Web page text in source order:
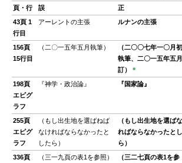
頁・行
誤
正
43頁 1
行目
アーレントの主張 ルナンの主張
156頁
15行目
（二〇一五年五月執筆）
（二〇〇七年一〇月
執筆、二〇一五年五
訂）
＊
198頁
エピグ
ラフ
『神学・政治論』 『国家論』
255頁
エピグ
ラフ
（もし出生地を選ばねば
なければならなかったと
したら）
（もし出生地を選ば
ればならなかったと
ら）
336頁
（三一九頁の表1を参照）
（三二七頁の表1を参